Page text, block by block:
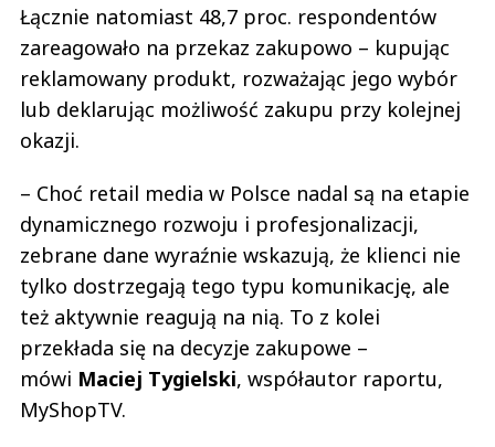
Łącznie natomiast 48,7 proc. respondentów
zareagowało na przekaz zakupowo – kupując
reklamowany produkt, rozważając jego wybór
lub deklarując możliwość zakupu przy kolejnej
okazji.
– Choć retail media w Polsce nadal są na etapie
dynamicznego rozwoju i profesjonalizacji,
zebrane dane wyraźnie wskazują, że klienci nie
tylko dostrzegają tego typu komunikację, ale
też aktywnie reagują na nią. To z kolei
przekłada się na decyzje zakupowe –
mówi Maciej Tygielski, współautor raportu,
MyShopTV.